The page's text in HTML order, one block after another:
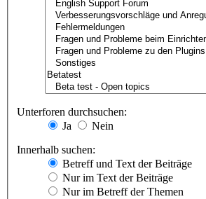
Unterforen durchsuchen:
Ja
Nein
Innerhalb suchen:
Betreff und Text der Beiträge
Nur im Text der Beiträge
Nur im Betreff der Themen